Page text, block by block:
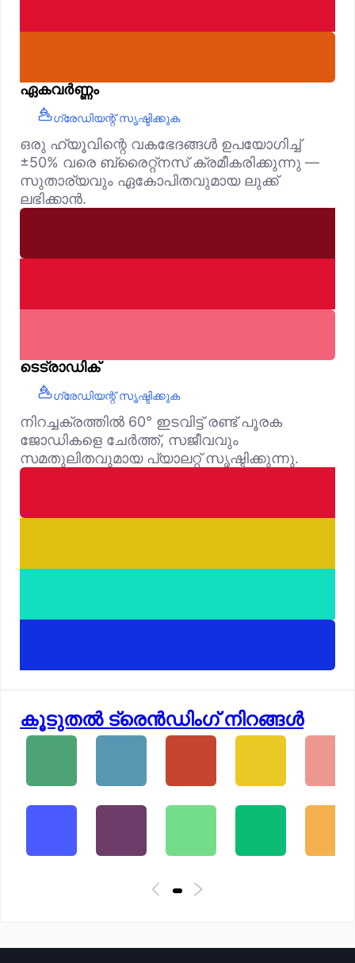
ഏകവർണ്ണം
ഗ്രേഡിയന്റ് സൃഷ്ടിക്കുക
ഒരു ഹ്യൂവിന്റെ വകഭേദങ്ങൾ ഉപയോഗിച്ച്
±50% വരെ ബ്രൈറ്റ്‌നസ് ക്രമീകരിക്കുന്നു —
സുതാര്യവും ഏകോപിതവുമായ ലുക്ക്
ലഭിക്കാൻ.
ടെട്രാഡിക്
ഗ്രേഡിയന്റ് സൃഷ്ടിക്കുക
നിറച്ചക്രത്തിൽ 60° ഇടവിട്ട് രണ്ട് പൂരക
ജോഡികളെ ചേർത്ത്, സജീവവും
സമതുലിതവുമായ പ്യാലറ്റ് സൃഷ്ടിക്കുന്നു.
കൂടുതൽ ട്രെൻഡിംഗ് നിറങ്ങൾ